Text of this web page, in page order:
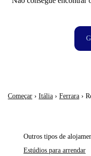
Começar › Itália › Ferrara ›
Outros tipos de
Estúdios para arrendar